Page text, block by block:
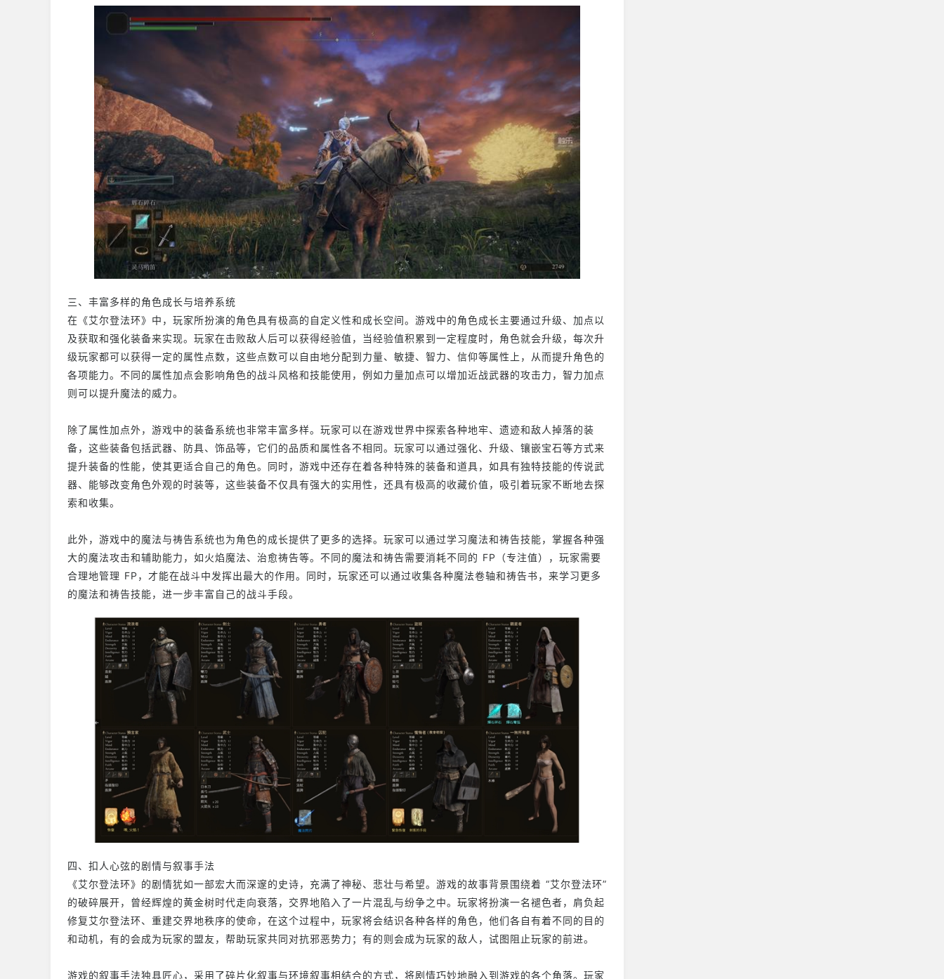
三、丰富多样的角色成长与培养系统
在《艾尔登法环》中，玩家所扮演的角色具有极高的自定义性和成长空间。游戏中的角色成长主要通过升级、加点以
及获取和强化装备来实现。玩家在击败敌人后可以获得经验值，当经验值积累到一定程度时，角色就会升级，每次升
级玩家都可以获得一定的属性点数，这些点数可以自由地分配到力量、敏捷、智力、信仰等属性上，从而提升角色的
各项能力。不同的属性加点会影响角色的战斗风格和技能使用，例如力量加点可以增加近战武器的攻击力，智力加点
则可以提升魔法的威力。
除了属性加点外，游戏中的装备系统也非常丰富多样。玩家可以在游戏世界中探索各种地牢、遗迹和敌人掉落的装
备，这些装备包括武器、防具、饰品等，它们的品质和属性各不相同。玩家可以通过强化、升级、镶嵌宝石等方式来
提升装备的性能，使其更适合自己的角色。同时，游戏中还存在着各种特殊的装备和道具，如具有独特技能的传说武
器、能够改变角色外观的时装等，这些装备不仅具有强大的实用性，还具有极高的收藏价值，吸引着玩家不断地去探
索和收集。
此外，游戏中的魔法与祷告系统也为角色的成长提供了更多的选择。玩家可以通过学习魔法和祷告技能，掌握各种强
大的魔法攻击和辅助能力，如火焰魔法、治愈祷告等。不同的魔法和祷告需要消耗不同的 FP（专注值），玩家需要
合理地管理 FP，才能在战斗中发挥出最大的作用。同时，玩家还可以通过收集各种魔法卷轴和祷告书，来学习更多
的魔法和祷告技能，进一步丰富自己的战斗手段。
四、扣人心弦的剧情与叙事手法
《艾尔登法环》的剧情犹如一部宏大而深邃的史诗，充满了神秘、悲壮与希望。游戏的故事背景围绕着 “艾尔登法环”
的破碎展开，曾经辉煌的黄金树时代走向衰落，交界地陷入了一片混乱与纷争之中。玩家将扮演一名褪色者，肩负起
修复艾尔登法环、重建交界地秩序的使命，在这个过程中，玩家将会结识各种各样的角色，他们各自有着不同的目的
和动机，有的会成为玩家的盟友，帮助玩家共同对抗邪恶势力；有的则会成为玩家的敌人，试图阻止玩家的前进。
游戏的叙事手法独具匠心，采用了碎片化叙事与环境叙事相结合的方式，将剧情巧妙地融入到游戏的各个角落。玩家